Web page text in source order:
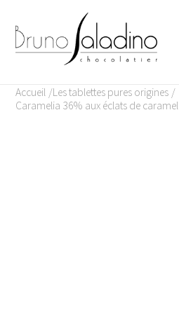
Accueil Les tablettes pures origines
Caramelia 36% aux éclats de caramel
Panneau de gestion des cookies